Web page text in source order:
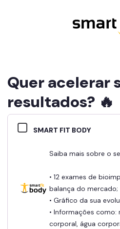
Quer acelerar
resultados? 🔥
SMART FIT BODY
Saiba mais sobre o
• 12 exames de
balança do mercado;
• Gráfico da sua
• Informações como:
corporal, água